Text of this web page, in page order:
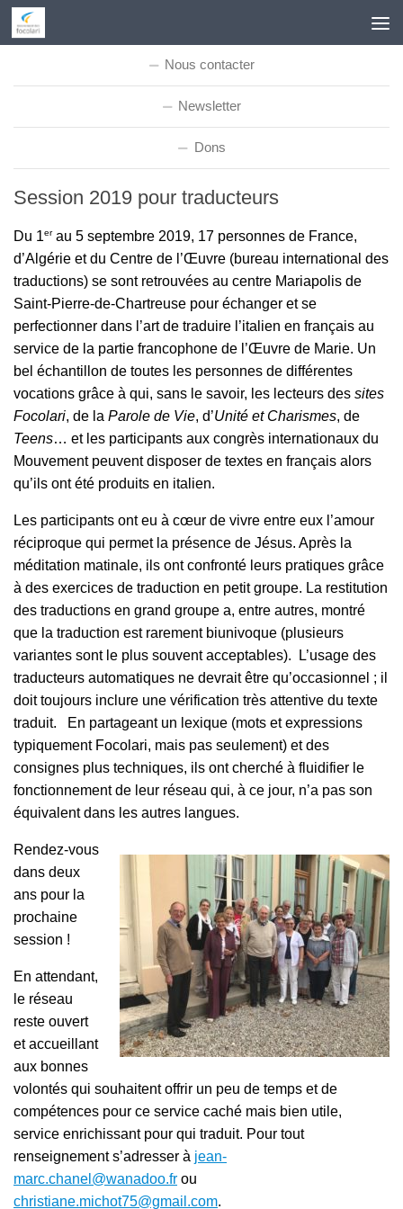
Skip to content
Nous contacter
Newsletter
Dons
Session 2019 pour traducteurs
Du 1erau 5 septembre 2019, 17 personnes de France,
d’Algérie et du Centre de l’Œuvre (bureau international des
traductions) se sont retrouvées au centre Mariapolis de
Saint-Pierre-de-Chartreuse pour échanger et se
perfectionner dans l’art de traduire l’italien en français au
service de la partie francophone de l’Œuvre de Marie. Un
bel échantillon de toutes les personnes de différentes
vocations grâce à qui, sans le savoir, les lecteurs des sites
Focolari, de la Parole de Vie, d’Unité et Charismes, de
Teens… et les participants aux congrès internationaux du
Mouvement peuvent disposer de textes en français alors
qu’ils ont été produits en italien.
Les participants ont eu à cœur de vivre entre eux l’amour
réciproque qui permet la présence de Jésus. Après la
méditation matinale, ils ont confronté leurs pratiques grâce
à des exercices de traduction en petit groupe. La restitution
des traductions en grand groupe a, entre autres, montré
que la traduction est rarement biunivoque (plusieurs
variantes sont le plus souvent acceptables). L’usage des
traducteurs automatiques ne devrait être qu’occasionnel ; il
doit toujours inclure une vérification très attentive du texte
traduit. En partageant un lexique (mots et expressions
typiquement Focolari, mais pas seulement) et des
consignes plus techniques, ils ont cherché à fluidifier le
fonctionnement de leur réseau qui, à ce jour, n’a pas son
équivalent dans les autres langues.
Rendez-vous
dans deux
ans pour la
prochaine
session !
En attendant,
le réseau
reste ouvert
et accueillant
aux bonnes
volontés qui souhaitent offrir un peu de temps et de
compétences pour ce service caché mais bien utile,
service enrichissant pour qui traduit. Pour tout
renseignement s’adresser à jean-
marc.chanel@wanadoo.fr ou
christiane.michot75@gmail.com.